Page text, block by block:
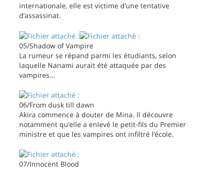
internationale, elle est victime d’une tentative
d’assassinat.
05/Shadow of Vampire
La rumeur se répand parmi les étudiants, selon
laquelle Nanami aurait été attaquée par des
vampires…
06/From dusk till dawn
Akira commence à douter de Mina. Il découvre
notamment qu’elle a enlevé le petit-fils du Premier
ministre et que les vampires ont infiltré l’école.
07/Innocent Blood